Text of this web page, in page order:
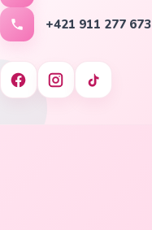
+421 911 277 673